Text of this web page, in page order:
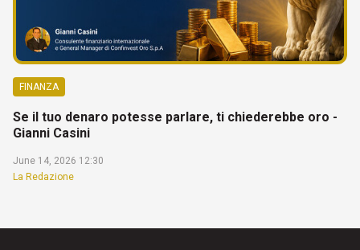
FINANZA
Se il tuo denaro potesse parlare, ti chiederebbe oro -
Gianni Casini
June 14, 2026 12:30
La Redazione